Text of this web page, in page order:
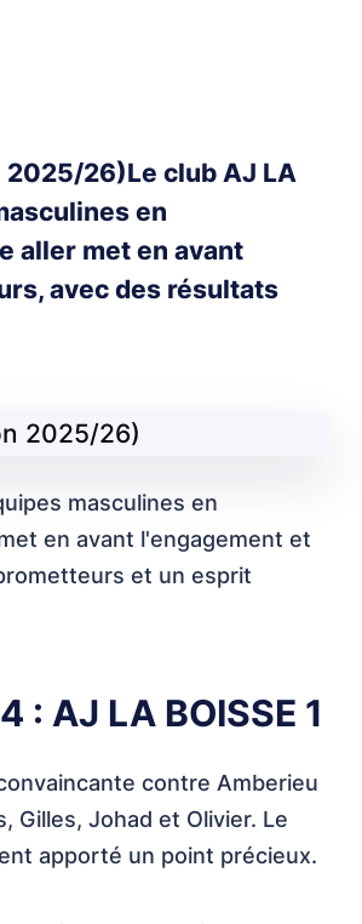
2025/26)Le club AJ LA
en
aller met en avant
avec des résultats
masculines en
en avant l'engagement et
et un esprit
: AJ LA BOISSE 1
contre Amberieu
Gilles, Johad et Olivier. Le
apporté un point précieux.